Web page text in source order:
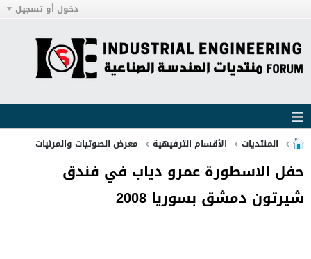
دخول أو تسجيل
المنتديات الأقسام الترفيهية معرض الصوتيات والمرئيات
حفل الاسطورة عمرو دياب في فندق
شيرتون دمشق بسوريا 2008